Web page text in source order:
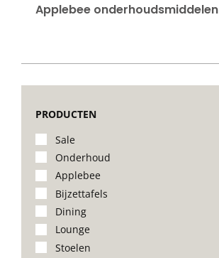
Applebee onderhoudsmiddelen
PRODUCTEN
Sale
Onderhoud
Applebee
Bijzettafels
Dining
Lounge
Stoelen